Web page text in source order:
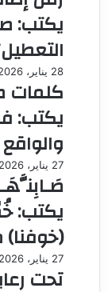
يكتب:
28 يناير، 2026
كلمات
يكتب:
والواقع
27 يناير، 2026
يكتب:
27 يناير، 2026
تحت